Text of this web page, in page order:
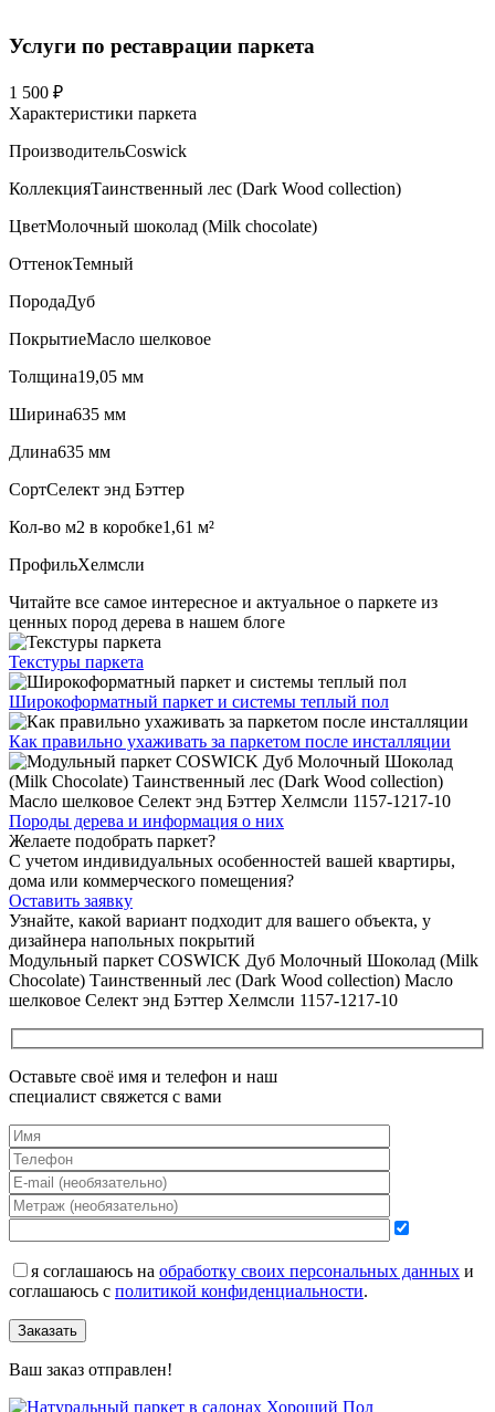
Услуги по реставрации паркета
1 500 ₽
Характеристики паркета
ПроизводительCoswick
КоллекцияТаинственный лес (Dark Wood collection)
ЦветМолочный шоколад (Milk chocolate)
ОттенокТемный
ПородаДуб
ПокрытиеМасло шелковое
Толщина19,05 мм
Ширина635 мм
Длина635 мм
СортСелект энд Бэттер
Кол-во м2 в коробке1,61 м²
ПрофильХелмсли
Читайте все самое интересное и актуальное о паркете из
ценных пород дерева в нашем блоге
Текстуры паркета
Широкоформатный паркет и системы теплый пол
Как правильно ухаживать за паркетом после инсталляции
Породы дерева и информация о них
Желаете подобрать паркет?
С учетом индивидуальных особенностей вашей квартиры,
дома или коммерческого помещения?
Оставить заявку
Узнайте, какой вариант подходит для вашего объекта, у
дизайнера напольных покрытий
Модульный паркет COSWICK Дуб Молочный Шоколад (Milk
Chocolate) Таинственный лес (Dark Wood collection) Масло
шелковое Селект энд Бэттер Хелмсли 1157-1217-10
Оставьте своё имя и телефон и наш
специалист свяжется с вами
я соглашаюсь на обработку своих персональных данных и
соглашаюсь с политикой конфиденциальности.
Заказать
Ваш заказ отправлен!